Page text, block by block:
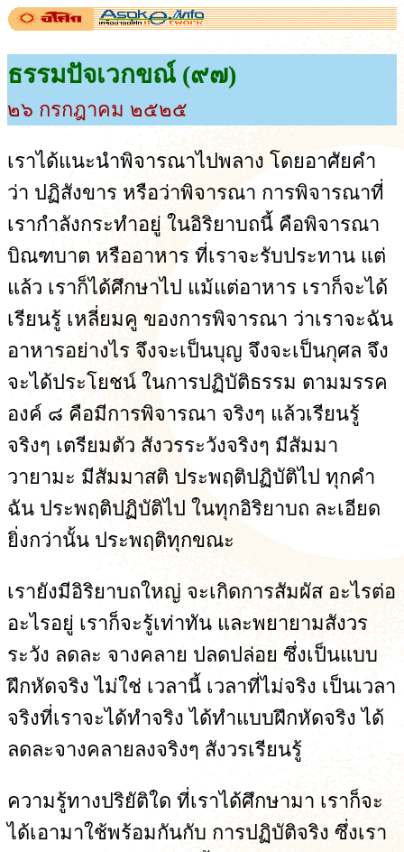
ธรรมปัจเวกขณ์ (๙๗)
๒๖ กรกฎาคม ๒๕๒๕
เราได้แนะนำพิจารณาไปพลาง โดยอาศัยคำ
ว่า ปฏิสังขาร หรือว่าพิจารณา การพิจารณาที่
เรากำลังกระทำอยู่ ในอิริยาบถนี้ คือพิจารณา
บิณฑบาต หรืออาหาร ที่เราจะรับประทาน แต่
แล้ว เราก็ได้ศึกษาไป แม้แต่อาหาร เราก็จะได้
เรียนรู้ เหลี่ยมคู ของการพิจารณา ว่าเราจะฉัน
อาหารอย่างไร จึงจะเป็นบุญ จึงจะเป็นกุศล จึง
จะได้ประโยชน์ ในการปฏิบัติธรรม ตามมรรค
องค์ ๘ คือมีการพิจารณา จริงๆ แล้วเรียนรู้
จริงๆ เตรียมตัว สังวรระวังจริงๆ มีสัมมา
วายามะ มีสัมมาสติ ประพฤติปฏิบัติไป ทุกคำ
ฉัน ประพฤติปฏิบัติไป ในทุกอิริยาบถ ละเอียด
ยิ่งกว่านั้น ประพฤติทุกขณะ
เรายังมีอิริยาบถใหญ่ จะเกิดการสัมผัส อะไรต่อ
อะไรอยู่ เราก็จะรู้เท่าทัน และพยายามสังวร
ระวัง ลดละ จางคลาย ปลดปล่อย ซึ่งเป็นแบบ
ฝึกหัดจริง ไม่ใช่ เวลานี้ เวลาที่ไม่จริง เป็นเวลา
จริงที่เราจะได้ทำจริง ได้ทำแบบฝึกหัดจริง ได้
ลดละจางคลายลงจริงๆ สังวรเรียนรู้
ความรู้ทางปริยัติใด ที่เราได้ศึกษามา เราก็จะ
ได้เอามาใช้พร้อมกันกับ การปฏิบัติจริง ซึ่งเรา